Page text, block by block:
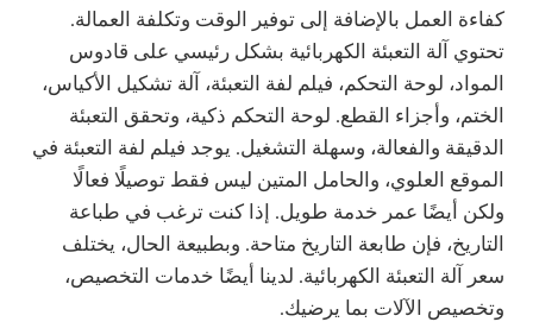
كفاءة العمل بالإضافة إلى توفير الوقت وتكلفة العمالة.
تحتوي آلة التعبئة الكهربائية بشكل رئيسي على قادوس
المواد، لوحة التحكم، فيلم لفة التعبئة، آلة تشكيل الأكياس،
الختم، وأجزاء القطع. لوحة التحكم ذكية، وتحقق التعبئة
الدقيقة والفعالة، وسهلة التشغيل. يوجد فيلم لفة التعبئة في
الموقع العلوي، والحامل المتين ليس فقط توصيلًا فعالًا
ولكن أيضًا عمر خدمة طويل. إذا كنت ترغب في طباعة
التاريخ، فإن طابعة التاريخ متاحة. وبطبيعة الحال، يختلف
سعر آلة التعبئة الكهربائية. لدينا أيضًا خدمات التخصيص،
وتخصيص الآلات بما يرضيك.